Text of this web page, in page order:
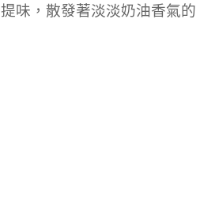
味，散發著淡淡奶油香氣的